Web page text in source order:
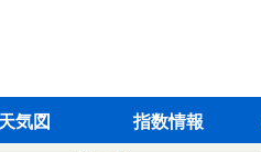
天気図 指数情報